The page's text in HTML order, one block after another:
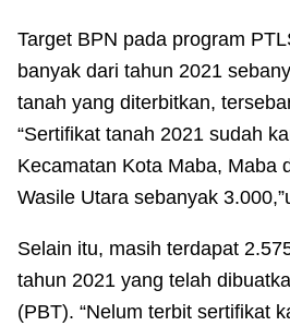
Target BPN pada program
banyak dari tahun 2021
tanah yang diterbitkan,
“Sertifikat tanah 2021 sudah
Kecamatan Kota Maba, Maba
Wasile Utara sebanyak
Selain itu, masih terdapat
tahun 2021 yang telah
(PBT). “Nelum terbit sertifikat